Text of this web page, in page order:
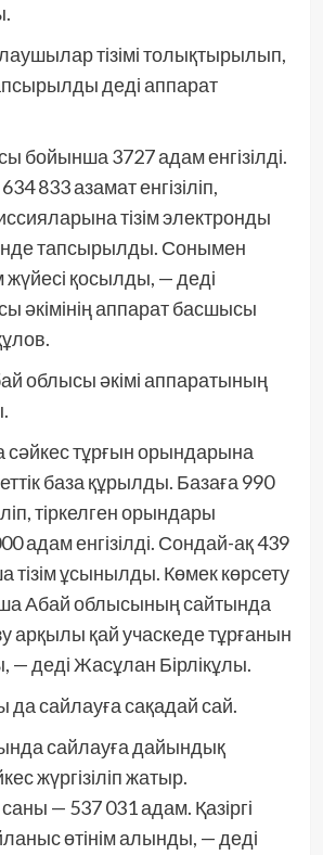
тізімі толықтырылып,
деді аппарат
бойынша 3727 адам енгізілді.
833 азамат енгізіліп,
тізім электронды
тапсырылды. Сонымен
жүйесі қосылды, — деді
әкімінің аппарат басшысы
облысы әкімі аппаратының
сәйкес тұрғын орындарына
база құрылды. Базаға 990
тіркелген орындары
адам енгізілді. Сондай-ақ 439
тізім ұсынылды. Көмек көрсету
Абай облысының сайтында
арқылы қай учаскеде тұрғанын
— деді Жасұлан Бірлікұлы.
сайлауға сақадай сай.
сайлауға дайындық
жүргізіліп жатыр.
— 537 031 адам. Қазіргі
өтінім алынды, — деді